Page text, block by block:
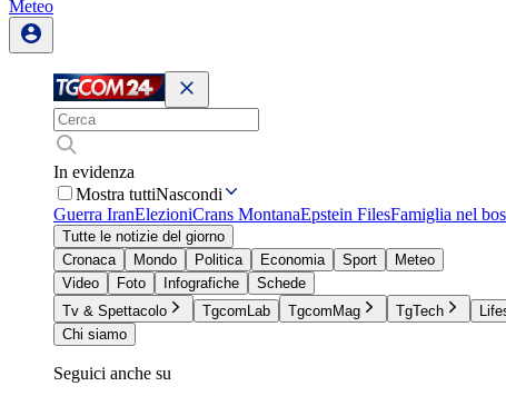
Meteo
In evidenza
Mostra tuttiNascondi
Guerra IranElezioniCrans MontanaEpstein FilesFamiglia nel
Tutte le notizie del giorno
Cronaca
Mondo Politica Economia Sport
Meteo
Video
Foto Infografiche
Schede
Tv & Spettacolo
TgcomLab TgcomMag TgTech
Chi siamo
Seguici anche su